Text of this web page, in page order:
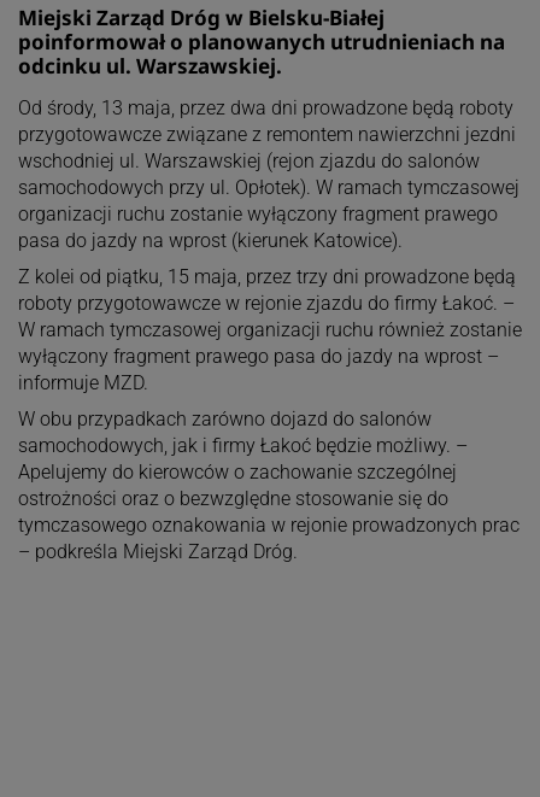
Miejski Zarząd Dróg w Bielsku-Białej
poinformował o planowanych utrudnieniach na
odcinku ul. Warszawskiej.
Od środy, 13 maja, przez dwa dni prowadzone będą roboty
przygotowawcze związane z remontem nawierzchni jezdni
wschodniej ul. Warszawskiej (rejon zjazdu do salonów
samochodowych przy ul. Opłotek). W ramach tymczasowej
organizacji ruchu zostanie wyłączony fragment prawego
pasa do jazdy na wprost (kierunek Katowice).
Z kolei od piątku, 15 maja, przez trzy dni prowadzone będą
roboty przygotowawcze w rejonie zjazdu do firmy Łakoć. –
W ramach tymczasowej organizacji ruchu również zostanie
wyłączony fragment prawego pasa do jazdy na wprost –
informuje MZD.
W obu przypadkach zarówno dojazd do salonów
samochodowych, jak i firmy Łakoć będzie możliwy. –
Apelujemy do kierowców o zachowanie szczególnej
ostrożności oraz o bezwzględne stosowanie się do
tymczasowego oznakowania w rejonie prowadzonych prac
– podkreśla Miejski Zarząd Dróg.